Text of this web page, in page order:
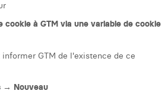
cookie à GTM via une variable de cookie
GTM de l'existence de ce
→ Nouveau